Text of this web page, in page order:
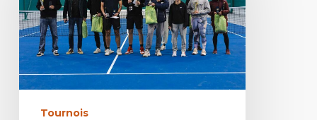
Tournois